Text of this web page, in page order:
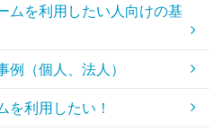
ムを利用したい人向けの基
例（個人、法人）
を利用したい！